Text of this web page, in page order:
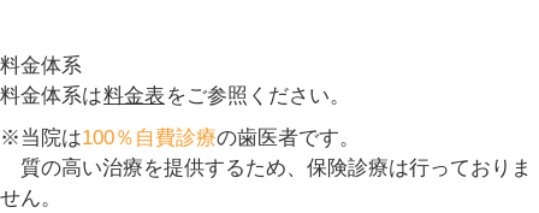
料金体系
料金体系は料金表 をご参照ください。
※当院は100％自費診療の歯医者です。
質の高い治療を提供するため、保険診療は行っておりま
せん。